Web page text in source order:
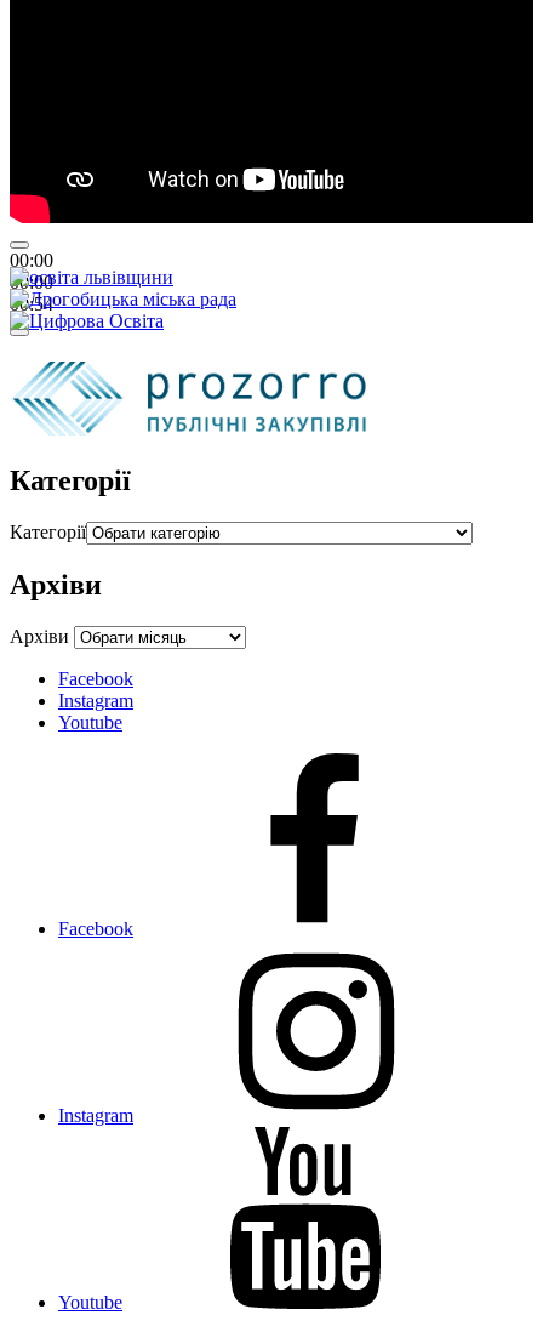
00:00
00:00
00:54
Категорії
Категорії
Архіви
Архіви
Facebook
Instagram
Youtube
Facebook
Instagram
Youtube